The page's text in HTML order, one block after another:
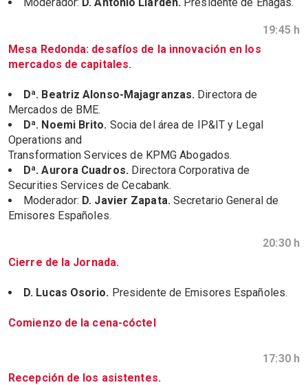
19:45 h
Mesa Redonda: desafíos de la innovación en los
mercados de capitales.
Dª. Beatriz Alonso-Majagranzas. Directora de
Mercados de BME.
Dª. Noemi Brito. Socia del área de IP&IT y Legal
Operations and
Transformation Services de KPMG Abogados.
Dª. Aurora Cuadros.Directora Corporativa de
Securities Services de Cecabank.
Moderador: D. Javier Zapata.Secretario General de
Emisores Españoles.
20:30 h
Cierre de la Jornada.
D. Lucas Osorio. Presidente de Emisores Españoles.
Comienzo de la cena-cóctel
17:30 h
Recepción de los asistentes.